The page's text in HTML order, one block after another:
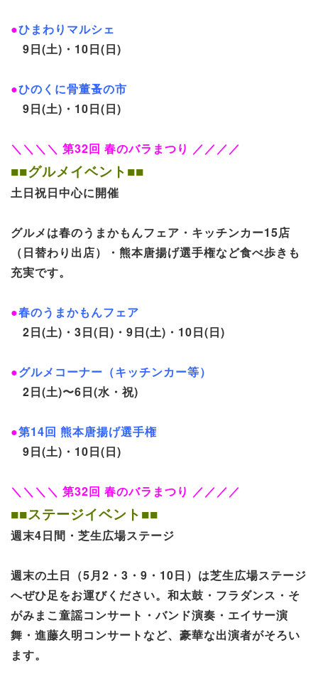
●ひまわりマルシェ
9日(土)・10日(日)
●ひのくに骨董蚤の市
9日(土)・10日(日)
＼＼＼＼ 第32回 春のバラまつり ／／／／
■■グルメイベント■■
土日祝日中心に開催
グルメは春のうまかもんフェア・キッチンカー15店
（日替わり出店）・熊本唐揚げ選手権など食べ歩きも
充実です。
●春のうまかもんフェア
2日(土)・3日(日)・9日(土)・10日(日)
●グルメコーナー（キッチンカー等）
2日(土)〜6日(水・祝)
●第14回 熊本唐揚げ選手権
9日(土)・10日(日)
＼＼＼＼ 第32回 春のバラまつり ／／／／
■■ステージイベント■■
週末4日間・芝生広場ステージ
週末の土日（5月2・3・9・10日）は芝生広場ステージ
へぜひ足をお運びください。和太鼓・フラダンス・そ
がみまこ童謡コンサート・バンド演奏・エイサー演
舞・進藤久明コンサートなど、豪華な出演者がそろい
ます。